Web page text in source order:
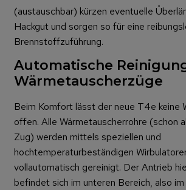
(austauschbar) kürzen eventuelle
Hackgut und sorgen so für eine
Brennstoffzuführung.
Automatische
Wärmetauscherzüge
Beim Komfort lässt der neue T4e keine
offen. Alle Wärmetauscherrohre (schon
Zug) werden mittels speziellen und
hochtemperaturbeständigen
vollautomatisch gereinigt. Der Antrieb
befindet sich im unteren Bereich, also im